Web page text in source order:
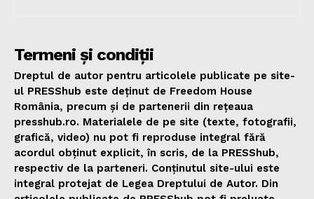
Termeni și condiții
Dreptul de autor pentru articolele publicate pe site-
ul PRESShub este deținut de Freedom House
România, precum și de partenerii din rețeaua
presshub.ro. Materialele de pe site (texte, fotografii,
grafică, video) nu pot fi reproduse integral fără
acordul obținut explicit, în scris, de la PRESShub,
respectiv de la parteneri. Conținutul site-ului este
integral protejat de Legea Dreptului de Autor. Din